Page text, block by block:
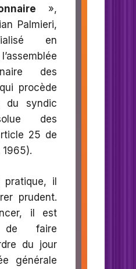
»,
Palmieri,
en
des
procède
du syndic
des
25 de
1965).
pratique, il
prudent.
il est
de faire
du jour
générale